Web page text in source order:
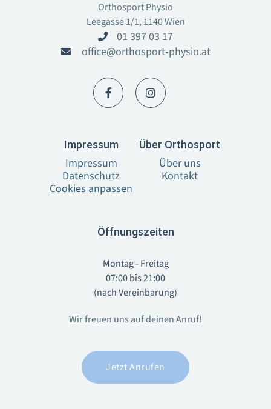
Orthosport Physio
Leegasse 1/1, 1140 Wien
 01 397 03 17
 office@orthosport-physio.at
 
I‍mpressum
Impressum
Datenschutz
Cookies anpassen
Über Orthosport
Über uns
Kontakt
Öffnungszeiten
Montag - Freitag
07:00 bis 21:00
(nach Vereinbarung)
Wir freuen uns auf deinen Anruf!
Jetzt Anrufen